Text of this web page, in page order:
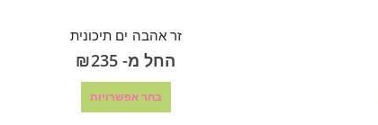
זר אהבה ים תיכונית
החל מ- ₪235
בחר אפשרויות